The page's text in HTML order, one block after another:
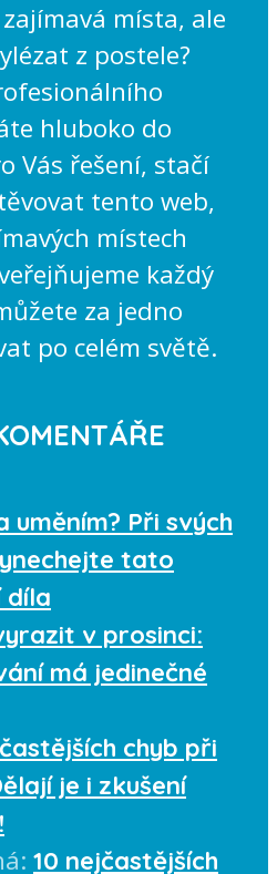
místa, ale
z postele?
hluboko do
Vás řešení, stačí
tento web,
místech
každý
za jedno
po celém světě.
uměním? Při svých
tato
díla
v prosinci:
má jedinečné
chyb při
je i zkušení
: 10 nejčastějších